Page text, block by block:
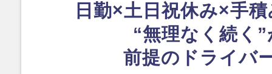
日勤×土日祝休み×手
“無理なく続く”
前提のドライバ